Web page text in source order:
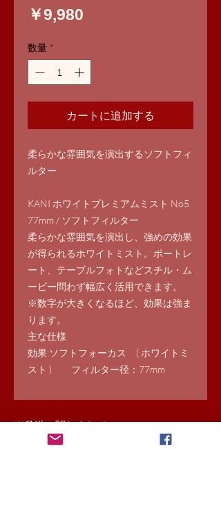
￥9,980
数量 *
カートに追加する
柔らかな雰囲気を演出するソフトフィ
ルター
KANI ホワイトプレミアムミスト No5
77mm / ソフトフィルター
柔らかな雰囲気を演出し、強めの効果
が得られるホワイトミスト。ポートレ
ート、テーブルフォトなどスチル・ム
ービー問わず幅広く活用できます。
※数字が大きくなるほど、効果は強ま
ります。
主な仕様
効果:ソフトフォーカス ( ホワイトミ
スト ) フィルター径：77mm
​※発送に関しまして
書籍は送料込み表示